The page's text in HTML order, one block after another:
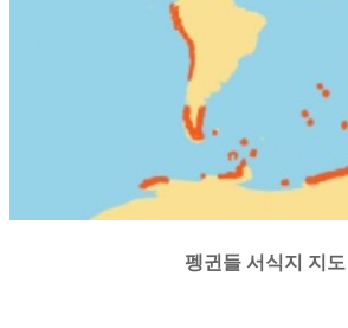
펭귄들 서식지 지도